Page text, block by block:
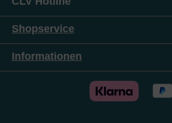
voller biblischer Einsichten hilft Euch,
erkennen, die Euer Sohn versucht
und zeigt Euch, wie Ihr diese
durchschauen könnt, um ihm zu
zu wählen.
Shopservice
Informationen